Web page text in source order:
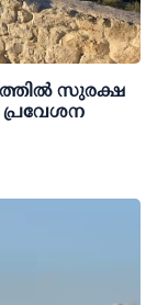
സുരക്ഷ